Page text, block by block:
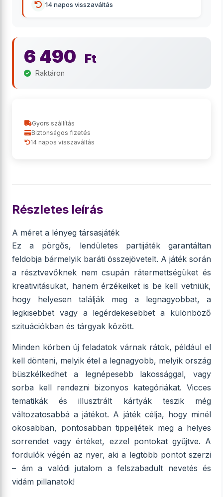
14 napos visszaváltás
6 490 Ft
Raktáron
Gyors szállítás
Biztonságos fizetés
14 napos visszaváltás
Részletes leírás
A méret a lényeg társasjáték
Ez a pörgős, lendületes partijáték garantáltan
feldobja bármelyik baráti összejövetelt. A játék során
a résztvevőknek nem csupán rátermettségüket és
kreativitásukat, hanem érzékeiket is be kell vetniük,
hogy helyesen találják meg a legnagyobbat, a
legkisebbet vagy a legérdekesebbet a különböző
szituációkban és tárgyak között.
Minden körben új feladatok várnak rátok, például el
kell dönteni, melyik étel a legnagyobb, melyik ország
büszkélkedhet a legnépesebb lakossággal, vagy
sorba kell rendezni bizonyos kategóriákat. Vicces
tematikák és illusztrált kártyák teszik még
változatosabbá a játékot. A játék célja, hogy minél
okosabban, pontosabban tippeljétek meg a helyes
sorrendet vagy értéket, ezzel pontokat gyűjtve. A
fordulók végén az nyer, aki a legtöbb pontot szerzi
– ám a valódi jutalom a felszabadult nevetés és
vidám pillanatok!